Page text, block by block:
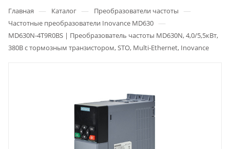
Главная — Каталог — Преобразователи частоты —
Частотные преобразователи Inovance MD630 —
MD630N-4T9R0BS | Преобразователь частоты MD630N, 4,0/5,5кВт,
380В с тормозным транзистором, STO, Multi-Ethernet, Inovance